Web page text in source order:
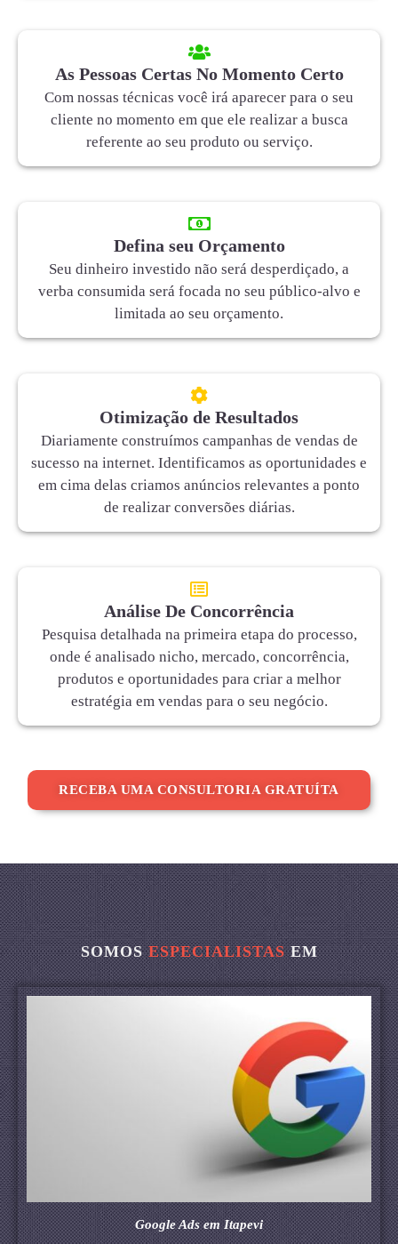
As Pessoas Certas No Momento Certo
Com nossas técnicas você irá aparecer para o seu
cliente no momento em que ele realizar a busca
referente ao seu produto ou serviço.
Defina seu Orçamento
Seu dinheiro investido não será desperdiçado, a
verba consumida será focada no seu público-alvo e
limitada ao seu orçamento.
Otimização de Resultados
Diariamente construímos campanhas de vendas de
sucesso na internet. Identificamos as oportunidades e
em cima delas criamos anúncios relevantes a ponto
de realizar conversões diárias.
Análise De Concorrência
Pesquisa detalhada na primeira etapa do processo,
onde é analisado nicho, mercado, concorrência,
produtos e oportunidades para criar a melhor
estratégia em vendas para o seu negócio.
RECEBA UMA CONSULTORIA GRATUÍTA
SOMOSESPECIALISTASEM
Google Ads em Itapevi